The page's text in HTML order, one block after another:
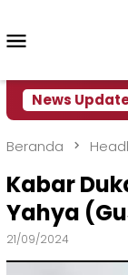
konten
News
Beranda
Kabar
Yahya
21/09/2024